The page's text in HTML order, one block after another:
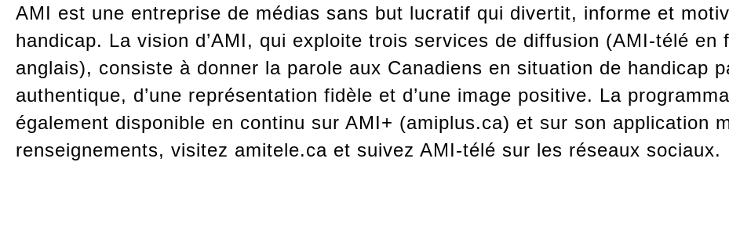
AMI est une entreprise de médias sans but lucratif qui divertit, informe et
handicap. La vision d’AMI, qui exploite trois services de diffusion (AMI-télé
anglais), consiste à donner la parole aux Canadiens en situation de handicap
authentique, d’une représentation fidèle et d’une image positive. La
également disponible en continu sur AMI+ (amiplus.ca) et sur son application
renseignements, visitez amitele.ca et suivez AMI-télé sur les réseaux sociaux.